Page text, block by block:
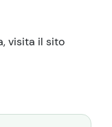
visita il sito